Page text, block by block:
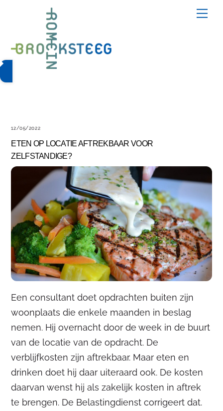
12/05/2022
ETEN OP LOCATIE AFTREKBAAR VOOR
ZELFSTANDIGE?
Een consultant doet opdrachten buiten zijn
woonplaats die enkele maanden in beslag
nemen. Hij overnacht door de week in de buurt
van de locatie van de opdracht. De
verblijfkosten zijn aftrekbaar. Maar eten en
drinken doet hij daar uiteraard ook. De kosten
daarvan wenst hij als zakelijk kosten in aftrek
te brengen. De Belastingdienst corrigeert dat.